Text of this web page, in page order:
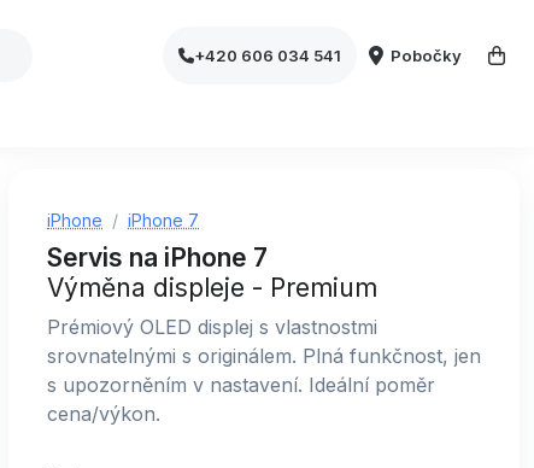
+420 606 034 541 Pobočky
iPhone iPhone 7
Servis na iPhone 7
Výměna displeje - Premium
Prémiový OLED displej s vlastnostmi
srovnatelnými s originálem. Plná funkčnost, jen
s upozorněním v nastavení. Ideální poměr
cena/výkon.